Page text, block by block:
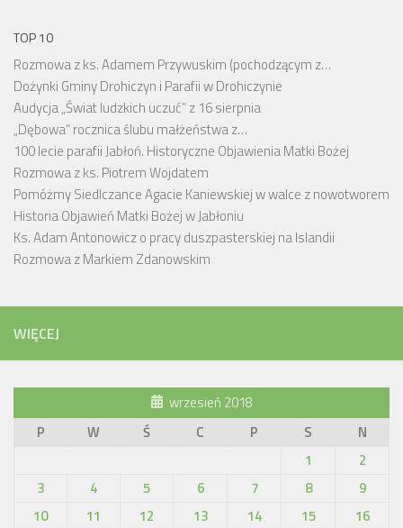
TOP 10
Rozmowa z ks. Adamem Przywuskim (pochodzącym z…
Dożynki Gminy Drohiczyn i Parafii w Drohiczynie
Audycja „Świat ludzkich uczuć” z 16 sierpnia
„Dębowa” rocznica ślubu małżeństwa z…
100 lecie parafii Jabłoń. Historyczne Objawienia Matki Bożej
Rozmowa z ks. Piotrem Wojdatem
Pomóżmy Siedlczance Agacie Kaniewskiej w walce z nowotworem
Historia Objawień Matki Bożej w Jabłoniu
Ks. Adam Antonowicz o pracy duszpasterskiej na Islandii
Rozmowa z Markiem Zdanowskim
WIĘCEJ
wrzesień 2018
P
W Ś C P S
N
1
2
3
4 5 6 7 8
9
10
11 12 13 14 15
16